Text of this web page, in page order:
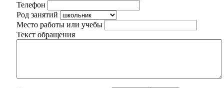
Телефон
Род занятий
Место работы или учебы
Текст обращения